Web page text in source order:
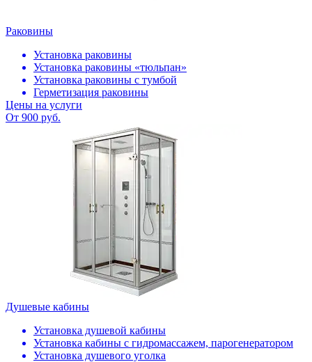
Раковины
Установка раковины
Установка раковины «тюльпан»
Установка раковины с тумбой
Герметизация раковины
Цены на услуги
От 900 руб.
Душевые кабины
Установка душевой кабины
Установка кабины с гидромассажем, парогенератором
Установка душевого уголка